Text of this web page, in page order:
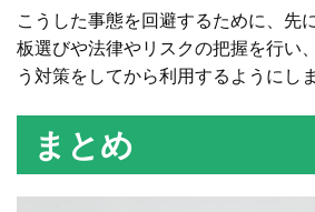
こうした事態を回避するために、先
板選びや法律やリスクの把握を行い
う対策をしてから利用するようにし
まとめ